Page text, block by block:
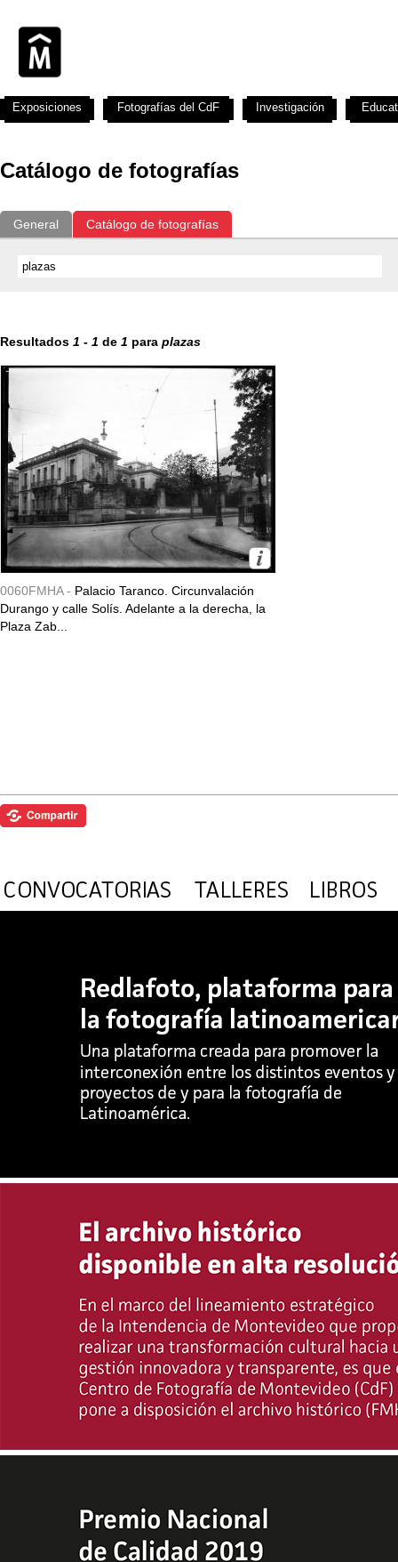
Catálogo de fotografías
General Catálogo de fotografías
Resultados 1 - 1 de 1 para plazas
0060FMHA - Palacio Taranco. Circunvalación
Durango y calle Solís. Adelante a la derecha, la
Plaza Zab...
Exposiciones Fotografías del CdF Investigación